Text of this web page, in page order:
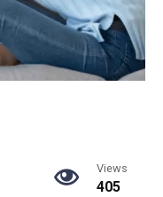
Views
405